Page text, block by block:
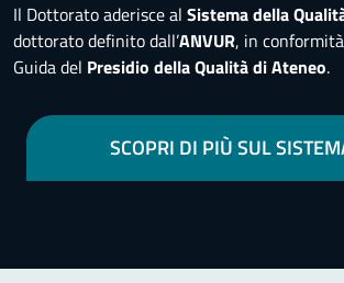
Il Dottorato aderisce al Sistema della
dottorato definito dall’ANVUR, in
Guida del Presidio della Qualità di Ateneo.
SCOPRI DI PIÙ SUL